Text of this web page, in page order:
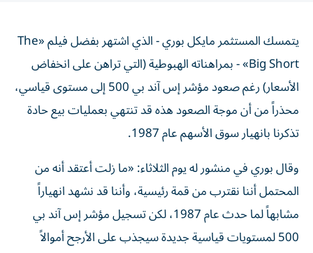
Big Short» - بمراهناته الهبوطية (التي تراهن على انخفاض
الأسعار) رغم صعود مؤشر إس آند بي 500 إلى مستوى قياسي،
محذراً من أن موجة الصعود هذه قد تنتهي بعمليات بيع حادة
تذكرنا بانهيار سوق الأسهم عام 1987.
وقال بوري في منشور له يوم الثلاثاء: «ما زلت أعتقد أنه من
المحتمل أننا نقترب من قمة رئيسية، وأننا قد نشهد انهياراً
مشابهاً لما حدث عام 1987، لكن تسجيل مؤشر إس آند بي
500 لمستويات قياسية جديدة سيجذب على الأرجح أموالاً
جديدة إلى السوق».